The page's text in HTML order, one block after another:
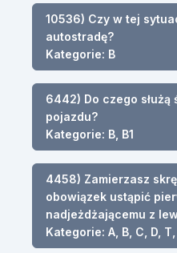
10536) Czy w tej
autostradę?
Kategorie: B
6442) Do czego służą
pojazdu?
Kategorie: B, B1
4458) Zamierzasz
obowiązek ustąpić
nadjeżdżającemu z
Kategorie: A, B, C, D, T,